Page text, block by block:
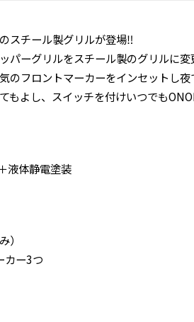
スチール製グリルが登場‼
パーグリルをスチール製のグリルに変
のフロントマーカーをインセットし
もよし、スイッチを付けいつでも
液体静電塗装
）
カー3つ